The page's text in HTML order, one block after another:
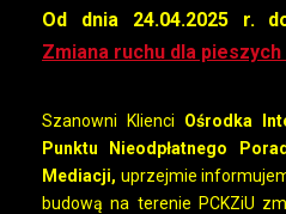
Od dnia 24.04.2025 r.
Zmiana ruchu dla
Szanowni Klienci Ośrodka
Punktu Nieodpłatnego
Mediacji, uprzejmie
budową na terenie PCKZiU